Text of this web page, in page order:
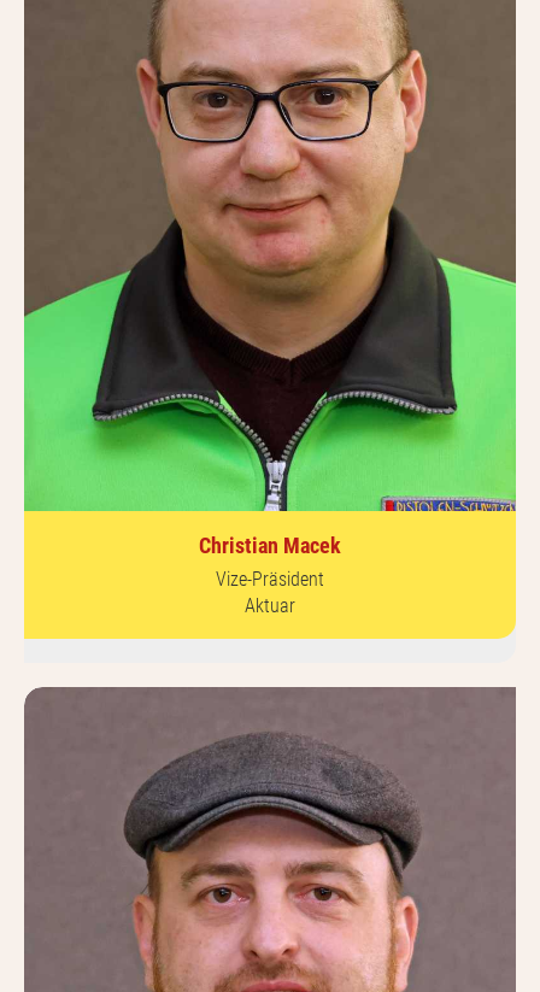
Christian Macek
Vize-Präsident
Aktuar